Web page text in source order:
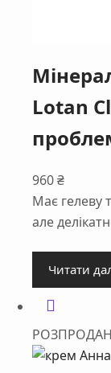
Lotan
960₴
Має гелеву
але
Читати